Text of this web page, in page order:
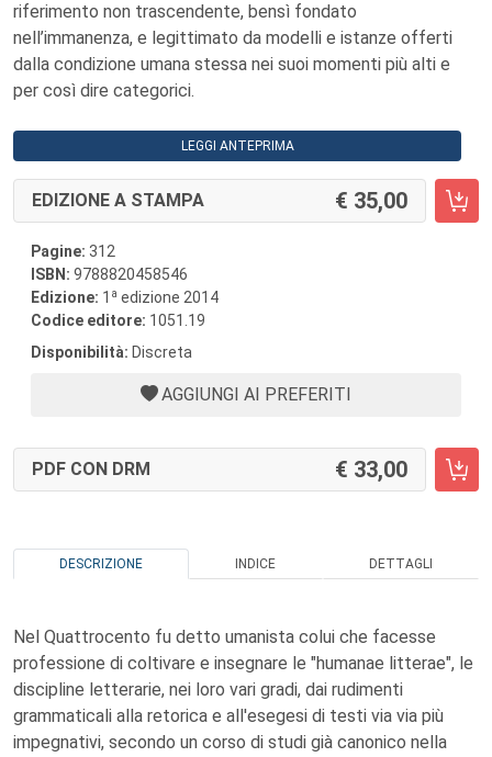
riferimento non trascendente, bensì fondato
nell’immanenza, e legittimato da modelli e istanze offerti
dalla condizione umana stessa nei suoi momenti più alti e
per così dire categorici.
LEGGI ANTEPRIMA
EDIZIONE A STAMPA 35,00
Pagine: 312
ISBN: 9788820458546
Edizione: 1 a edizione 2014
Codice editore: 1051.19
Disponibilità: Discreta
AGGIUNGI AI PREFERITI
PDF CON DRM 33,00
DESCRIZIONE INDICE DETTAGLI
Nel Quattrocento fu detto umanista colui che facesse
professione di coltivare e insegnare le "humanae litterae", le
discipline letterarie, nei loro vari gradi, dai rudimenti
grammaticali alla retorica e all'esegesi di testi via via più
impegnativi, secondo un corso di studi già canonico nella